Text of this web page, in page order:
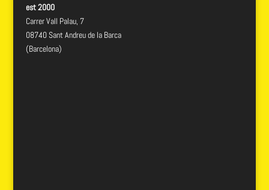
est 2000
Carrer Vall Palau, 7
08740 Sant Andreu de la Barca
(Barcelona)